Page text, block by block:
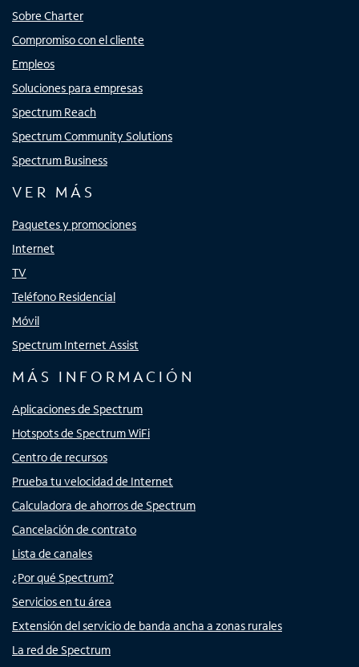
Sobre Charter
Compromiso con el cliente
Empleos
Soluciones para empresas
Spectrum Reach
Spectrum Community Solutions
Spectrum Business
VER MÁS
Paquetes y promociones
Internet
TV
Teléfono Residencial
Móvil
Spectrum Internet Assist
MÁS INFORMACIÓN
Aplicaciones de Spectrum
Hotspots de Spectrum WiFi
Centro de recursos
Prueba tu velocidad de Internet
Calculadora de ahorros de Spectrum
Cancelación de contrato
Lista de canales
¿Por qué Spectrum?
Servicios en tu área
Extensión del servicio de banda ancha a zonas rurales
La red de Spectrum